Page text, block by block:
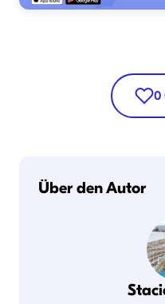
0
Über den Autor